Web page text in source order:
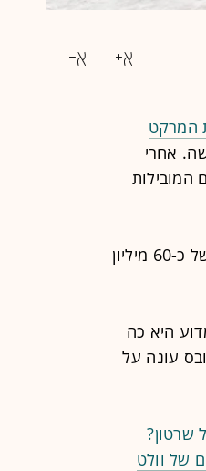
המרקט
אחרי
המובילות
, עם הפסדים של כ-60 מיליון
היא כה
עונה על
שרטון?
של וולט